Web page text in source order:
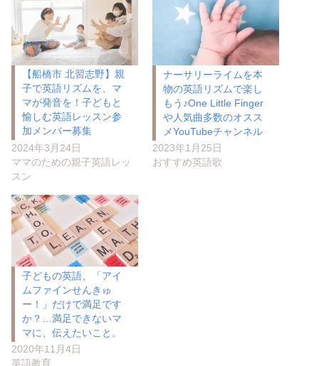
【船橋市 北習志野】親
子で英語リズムを、マ
マが発音を！子どもと
愉しむ英語レッスン参
加メンバー募集
2024年3月24日
ママのための親子英語レッ
スン
ナーサリーライムを本
物の英語リズムで楽し
もう♪One Little Finger
や人気曲多数のオスス
メYouTubeチャンネル
2023年1月25日
おすすめ英語歌
子どもの英語、「アイ
ムファインせんきゅ
ー！」だけで満足です
か？…満足できないマ
マに、伝えたいこと。
2020年11月4日
英語教育